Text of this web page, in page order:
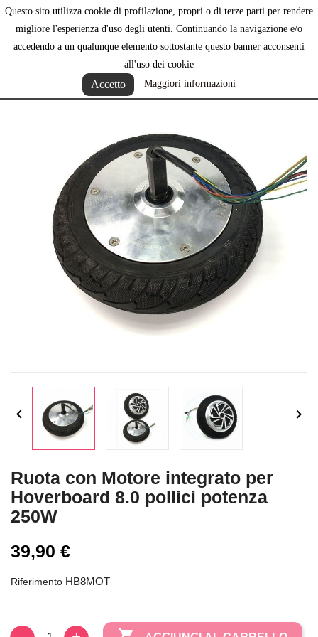
Questo sito utilizza cookie di profilazione, propri o di terze parti per rendere
migliore l'esperienza d'uso degli utenti. Continuando la navigazione e/o
accedendo a un qualunque elemento sottostante questo banner acconsenti
all'uso dei cookie
Accetto Maggiori informazioni

 
Ruota con Motore integrato per
Hoverboard 8.0 pollici potenza
250W
39,90 €
Riferimento HB8MOT